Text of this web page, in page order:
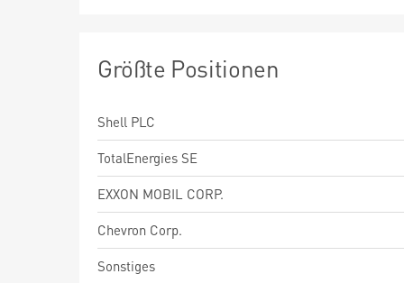
Größte Positionen
Shell PLC
TotalEnergies SE
EXXON MOBIL CORP.
Chevron Corp.
Sonstiges